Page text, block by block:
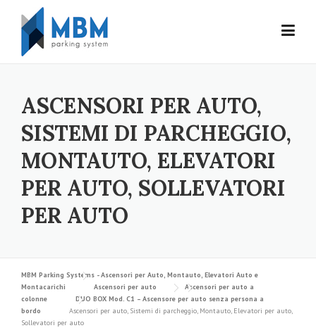
Skip to content
ASCENSORI PER AUTO,
SISTEMI DI PARCHEGGIO,
MONTAUTO, ELEVATORI
PER AUTO, SOLLEVATORI
PER AUTO
MBM Parking Systems - Ascensori per Auto, Montauto, Elevatori Auto e
Montacarichi
Ascensori per auto
Ascensori per auto a
colonne
DUO BOX Mod. C1 – Ascensore per auto senza persona a
bordo
Ascensori per auto, Sistemi di parcheggio, Montauto, Elevatori per auto,
Sollevatori per auto